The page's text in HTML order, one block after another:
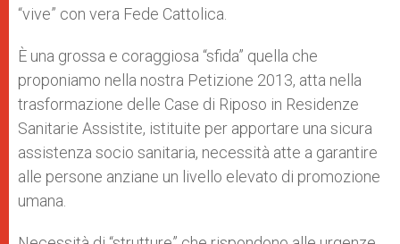
“vive” con vera Fede Cattolica.
È una grossa e coraggiosa “sfida” quella che
proponiamo nella nostra Petizione 2013, atta nella
trasformazione delle Case di Riposo in Residenze
Sanitarie Assistite, istituite per apportare una sicura
assistenza socio sanitaria, necessità atte a garantire
alle persone anziane un livello elevato di promozione
umana.